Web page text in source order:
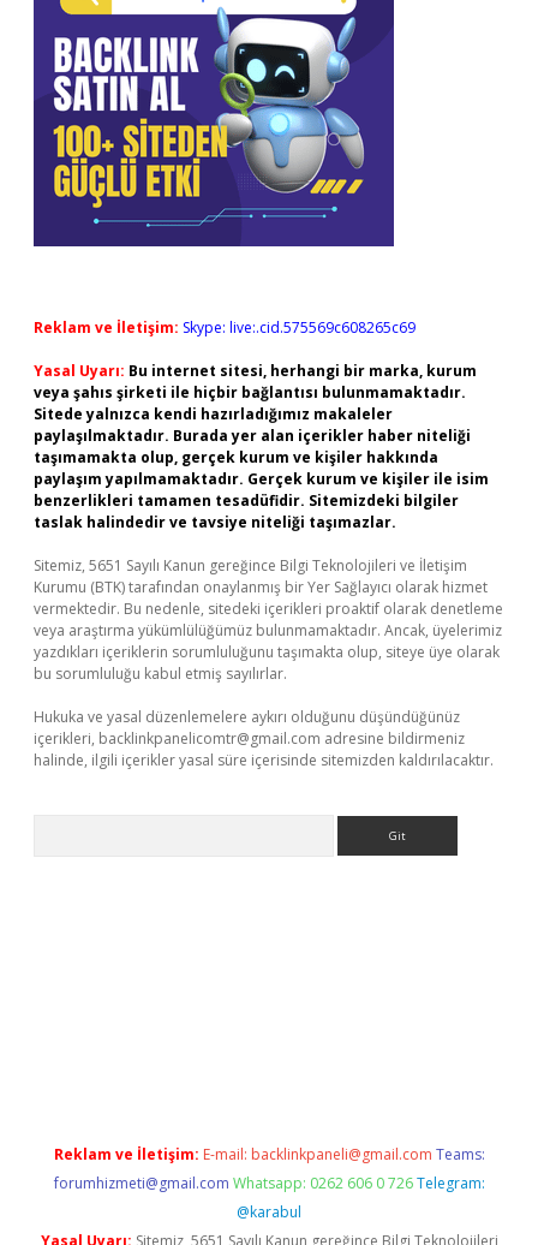
Reklam ve İletişim: Skype: live:.cid.575569c608265c69
Yasal Uyarı: Bu internet sitesi, herhangi bir marka, kurum
veya şahıs şirketi ile hiçbir bağlantısı bulunmamaktadır.
Sitede yalnızca kendi hazırladığımız makaleler
paylaşılmaktadır. Burada yer alan içerikler haber niteliği
taşımamakta olup, gerçek kurum ve kişiler hakkında
paylaşım yapılmamaktadır. Gerçek kurum ve kişiler ile isim
benzerlikleri tamamen tesadüfidir. Sitemizdeki bilgiler
taslak halindedir ve tavsiye niteliği taşımazlar.
Sitemiz, 5651 Sayılı Kanun gereğince Bilgi Teknolojileri ve İletişim
Kurumu (BTK) tarafından onaylanmış bir Yer Sağlayıcı olarak hizmet
vermektedir. Bu nedenle, sitedeki içerikleri proaktif olarak denetleme
veya araştırma yükümlülüğümüz bulunmamaktadır. Ancak, üyelerimiz
yazdıkları içeriklerin sorumluluğunu taşımakta olup, siteye üye olarak
bu sorumluluğu kabul etmiş sayılırlar.
Hukuka ve yasal düzenlemelere aykırı olduğunu düşündüğünüz
içerikleri, backlinkpanelicomtr@gmail.com adresine bildirmeniz
halinde, ilgili içerikler yasal süre içerisinde sitemizden kaldırılacaktır.
Reklam ve İletişim: E-mail: backlinkpaneli@gmail.com Teams:
forumhizmeti@gmail.com Whatsapp: 0262 606 0 726 Telegram:
@karabul
Yasal Uyarı: Sitemiz, 5651 Sayılı Kanun gereğince Bilgi Teknolojileri